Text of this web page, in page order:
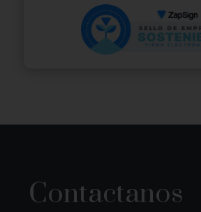
Contactanos